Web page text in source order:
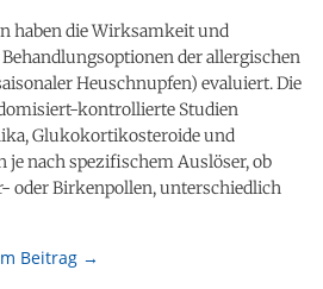
haben die Wirksamkeit und
der allergischen
Heuschnupfen) evaluiert. Die
kontrollierte Studien
Glukokortikosteroide und
nach spezifischem Auslöser, ob
oder Birkenpollen, unterschiedlich
Beitrag →